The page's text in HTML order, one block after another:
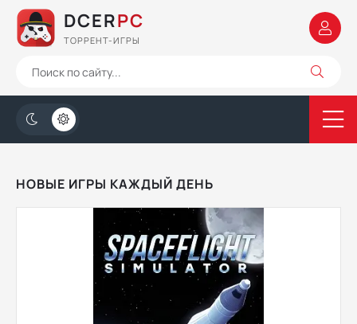
DCERPC
ТОРРЕНТ-ИГРЫ
НОВЫЕ ИГРЫ КАЖДЫЙ ДЕНЬ